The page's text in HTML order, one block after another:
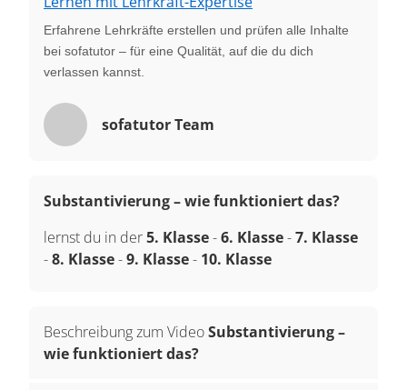
Erfahrene Lehrkräfte erstellen und prüfen alle Inhalte
bei sofatutor – für eine Qualität, auf die du dich
verlassen kannst.
sofatutor Team
Substantivierung – wie funktioniert das?
lernst du in der5. Klasse-6. Klasse-7. Klasse
-8. Klasse-9. Klasse- 10. Klasse
Beschreibung zum VideoSubstantivierung –
wie funktioniert das?